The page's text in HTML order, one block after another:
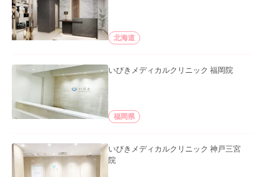
北海道
いびきメディカルクリニック 福岡院
福岡県
いびきメディカルクリニック 神戸三宮
院